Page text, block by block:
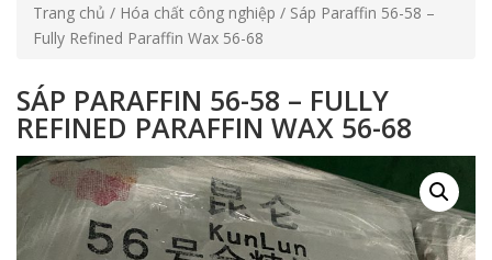
Trang chủ / Hóa chất công nghiệp / Sáp Paraffin 56-58 –
Fully Refined Paraffin Wax 56-68
SÁP PARAFFIN 56-58 – FULLY
REFINED PARAFFIN WAX 56-68